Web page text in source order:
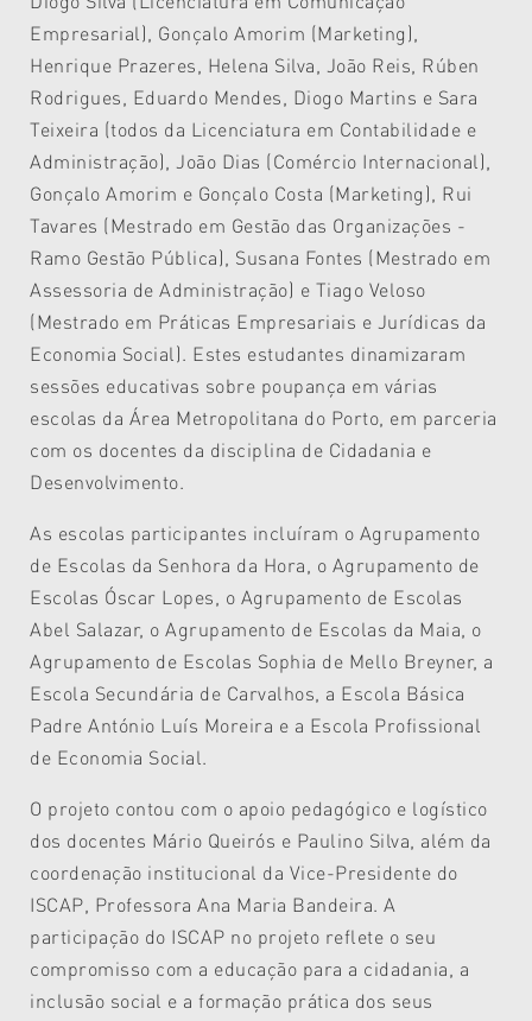
Empresarial), Gonçalo Amorim (Marketing),
Henrique Prazeres, Helena Silva, João Reis, Rúben
Rodrigues, Eduardo Mendes, Diogo Martins e Sara
Teixeira (todos da Licenciatura em Contabilidade e
Administração), João Dias (Comércio Internacional),
Gonçalo Amorim e Gonçalo Costa (Marketing), Rui
Tavares (Mestrado em Gestão das Organizações -
Ramo Gestão Pública), Susana Fontes (Mestrado em
Assessoria de Administração) e Tiago Veloso
(Mestrado em Práticas Empresariais e Jurídicas da
Economia Social). Estes estudantes dinamizaram
sessões educativas sobre poupança em várias
escolas da Área Metropolitana do Porto, em parceria
com os docentes da disciplina de Cidadania e
Desenvolvimento.
As escolas participantes incluíram o Agrupamento
de Escolas da Senhora da Hora, o Agrupamento de
Escolas Óscar Lopes, o Agrupamento de Escolas
Abel Salazar, o Agrupamento de Escolas da Maia, o
Agrupamento de Escolas Sophia de Mello Breyner, a
Escola Secundária de Carvalhos, a Escola Básica
Padre António Luís Moreira e a Escola Profissional
de Economia Social.
O projeto contou com o apoio pedagógico e logístico
dos docentes Mário Queirós e Paulino Silva, além da
coordenação institucional da Vice-Presidente do
ISCAP, Professora Ana Maria Bandeira. A
participação do ISCAP no projeto reflete o seu
compromisso com a educação para a cidadania, a
inclusão social e a formação prática dos seus